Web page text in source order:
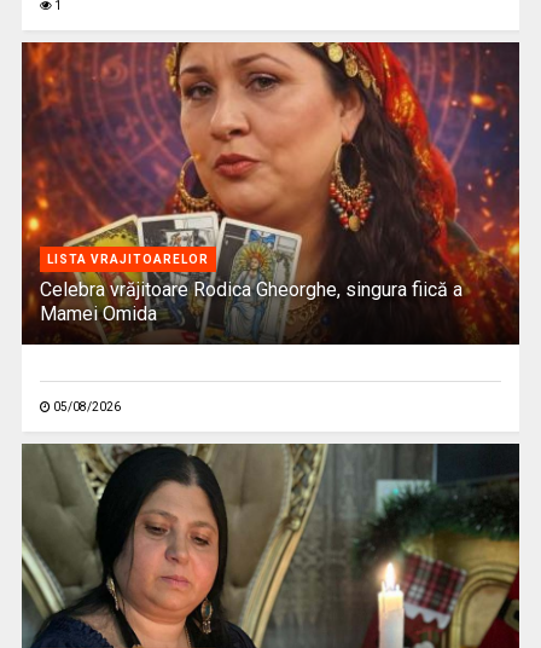
1
LISTA VRAJITOARELOR
Celebra vrăjitoare Rodica Gheorghe, singura fiică a
Mamei Omida
05/08/2026